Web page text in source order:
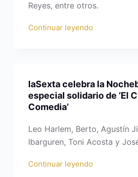
Reyes, entre otros.
Continuar leyendo
laSexta celebra la
especial solidario de ‘El
Comedia’
Leo Harlem, Berto, Agustín
Ibarguren, Toni Acosta y
Continuar leyendo